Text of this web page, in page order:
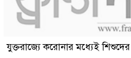
যুক্তরাজ্যে করোনার মধ্যেই